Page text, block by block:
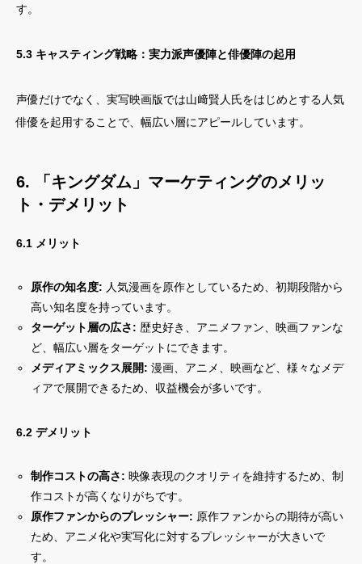
す。
5.3 キャスティング戦略：実力派声優陣と俳優陣の起用
声優だけでなく、実写映画版では山﨑賢人氏をはじめとする人気
俳優を起用することで、幅広い層にアピールしています。
6. 「キングダム」マーケティングのメリッ
ト・デメリット
6.1 メリット
原作の知名度: 人気漫画を原作としているため、初期段階から
高い知名度を持っています。
ターゲット層の広さ: 歴史好き、アニメファン、映画ファンな
ど、幅広い層をターゲットにできます。
メディアミックス展開: 漫画、アニメ、映画など、様々なメデ
ィアで展開できるため、収益機会が多いです。
6.2 デメリット
制作コストの高さ: 映像表現のクオリティを維持するため、制
作コストが高くなりがちです。
原作ファンからのプレッシャー: 原作ファンからの期待が高い
ため、アニメ化や実写化に対するプレッシャーが大きいで
す。